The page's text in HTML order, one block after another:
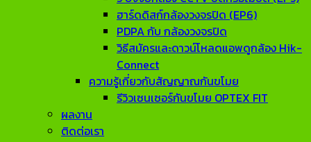
ฮาร์ดดิสก์กล้องวงจรปิด (EP6)
PDPA กับ กล้องวงจรปิด
วิธีสมัครและดาวน์โหลดแอพดูกล้อง Hik-
Connect
ความรู้เกี่ยวกับสัญญาณกันขโมย
รีวิวเซนเซอร์กันขโมย OPTEX FIT
ผลงาน
ติดต่อเรา